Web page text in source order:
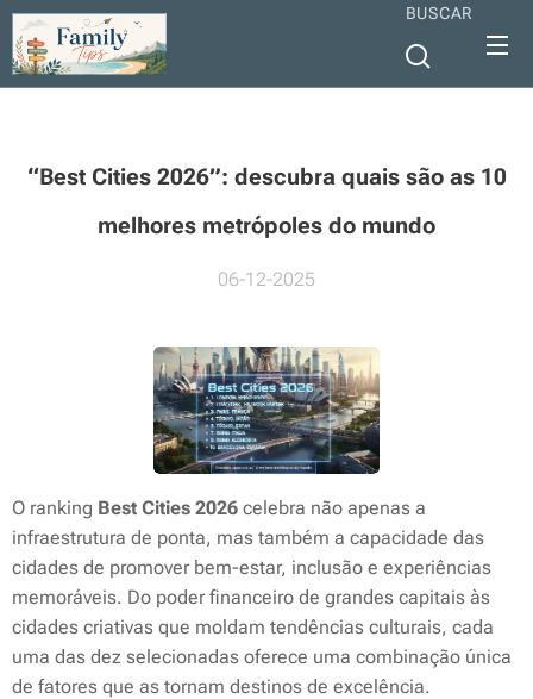
BUSCAR
“Best Cities 2026”: descubra quais são as 10
melhores metrópoles do mundo
06-12-2025
O ranking Best Cities 2026 celebra não apenas a
infraestrutura de ponta, mas também a capacidade das
cidades de promover bem-estar, inclusão e experiências
memoráveis. Do poder financeiro de grandes capitais às
cidades criativas que moldam tendências culturais, cada
uma das dez selecionadas oferece uma combinação única
de fatores que as tornam destinos de excelência.